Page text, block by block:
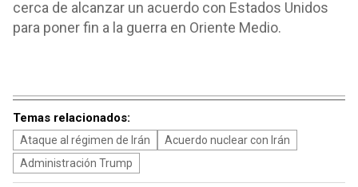
cerca de alcanzar un acuerdo con Estados Unidos
para poner fin a la guerra en Oriente Medio.
Temas relacionados:
Ataque al régimen de Irán
Acuerdo nuclear con Irán
Administración Trump